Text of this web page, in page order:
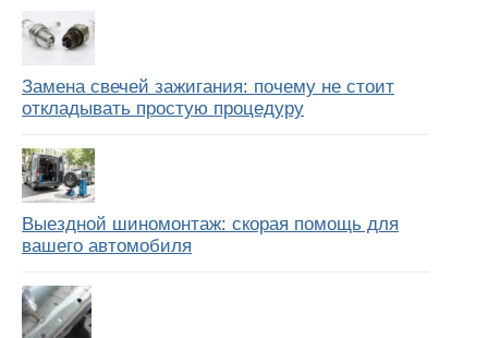
Замена свечей зажигания: почему не стоит
откладывать простую процедуру
Выездной шиномонтаж: скорая помощь для
вашего автомобиля